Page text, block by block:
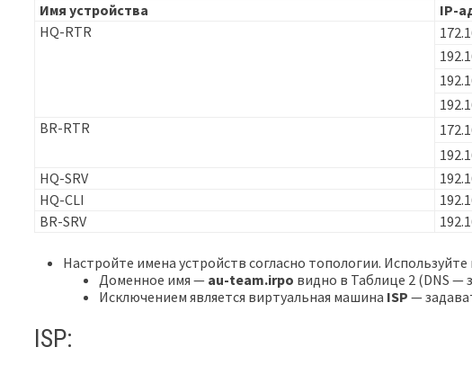
Имя устройства IP-
HQ-RTR
BR-RTR
HQ-SRV
HQ-CLI
BR-SRV
Настройте имена устройств согласно топологии.
Доменное имя — au-team.irpo видно в Таблице 2 (DNS —
Исключением является виртуальная машина ISP —
ISP: